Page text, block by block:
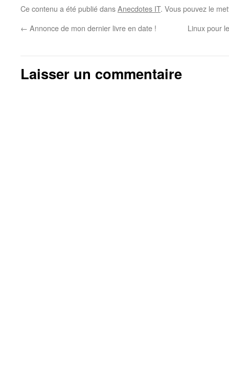
Ce contenu a été publié dansAnecdotes IT. Vous pouvez le
← Annonce de mon dernier livre en date ! Linux pour
Laisser un commentaire